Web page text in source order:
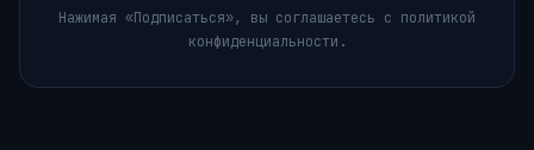
Нажимая «Подписаться», вы соглашаетесь с политикой
конфиденциальности.